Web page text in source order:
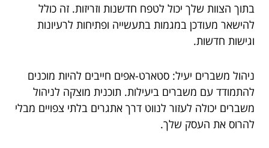
בתוך הצוות שלך יכול לטפח חדשנות וזריזות. זה כולל
להישאר מעודכן במגמות בתעשייה ופתיחות לרעיונות
וגישות חדשות.
ניהול משברים יעיל: סטארט-אפים חייבים להיות מוכנים
להתמודד עם משברים ביעילות. תוכנית מוצקה לניהול
משברים יכולה לעזור לנווט דרך אתגרים בלתי צפויים מבלי
להרוס את העסק שלך.